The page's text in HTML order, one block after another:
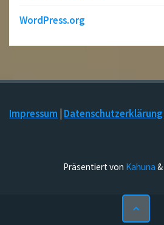
WordPress.org
Impressum Datenschutzerklärung
Präsentiert von Kahuna &